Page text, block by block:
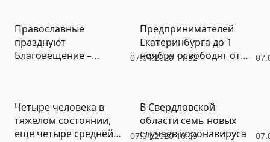
07.04.2020 11:32
Православные
празднуют
Благовещение –
Предпринимателей
Екатеринбурга до 1
ноября освободят от
07.04.2020 10:59
Четыре человека в
тяжелом состоянии,
еще четыре средней
В Свердловской
области семь новых
случаев коронавируса